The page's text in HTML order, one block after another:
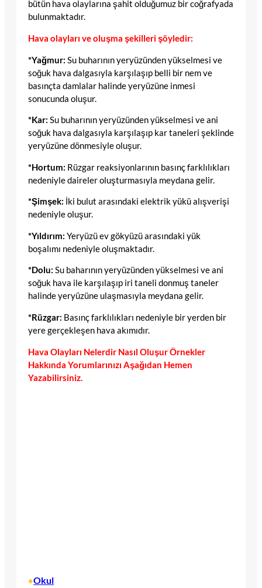
bütün hava olaylarına şahit olduğumuz bir coğrafyada
bulunmaktadır.
Hava olayları ve oluşma şekilleri şöyledir:
*Yağmur: Su buharının yeryüzünden yükselmesi ve
soğuk hava dalgasıyla karşılaşıp belli bir nem ve
basınçta damlalar halinde yeryüzüne inmesi
sonucunda oluşur.
*Kar: Su buharının yeryüzünden yükselmesi ve ani
soğuk hava dalgasıyla karşılaşıp kar taneleri şeklinde
yeryüzüne dönmesiyle oluşur.
*Hortum: Rüzgar reaksiyonlarının basınç farklılıkları
nedeniyle daireler oluşturmasıyla meydana gelir.
*Şimşek: İki bulut arasındaki elektrik yükü alışverişi
nedeniyle oluşur.
*Yıldırım: Yeryüzü ev gökyüzü arasındaki yük
boşalımı nedeniyle oluşmaktadır.
*Dolu: Su baharının yeryüzünden yükselmesi ve ani
soğuk hava ile karşılaşıp iri taneli donmuş taneler
halinde yeryüzüne ulaşmasıyla meydana gelir.
*Rüzgar: Basınç farklılıkları nedeniyle bir yerden bir
yere gerçekleşen hava akımıdır.
Hava Olayları Nelerdir Nasıl Oluşur Örnekler
Hakkında Yorumlarınızı Aşağıdan Hemen
Yazabilirsiniz.
•Okul